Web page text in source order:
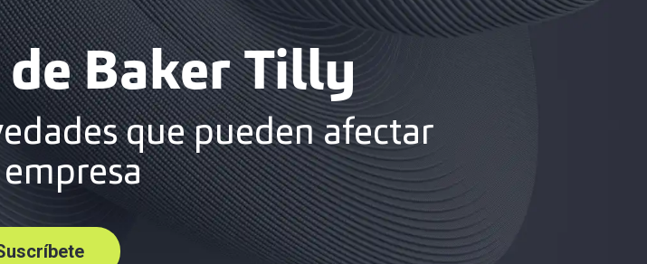
Baker Tilly
que pueden afectar